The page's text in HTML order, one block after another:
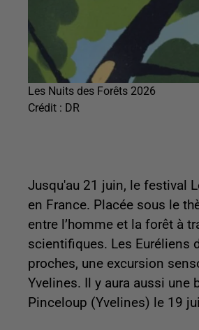
Les Nuits des Forêts 2026
Crédit : DR
Jusqu'au 21 juin, le festival
en France. Placée sous le
entre l’homme et la forêt à
scientifiques. Les Euréliens
proches, une excursion
Yvelines. Il y aura aussi une
Pinceloup (Yvelines) le 19